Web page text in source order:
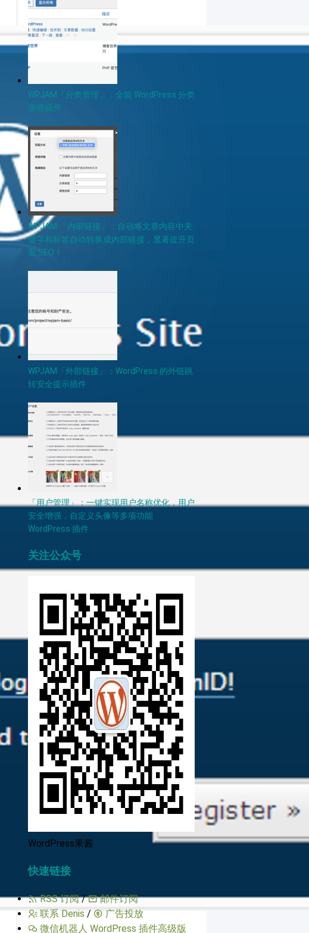
WPJAM「分类管理」：全能 WordPress 分类
管理插件
WPJAM 「内部链接」：自动将文章内容中关
键字和标签自动转换成内部链接，显著提升页
面 SEO！
WPJAM「外部链接」：WordPress 的外链跳
转安全提示插件
「用户管理」：一键实现用户名称优化，用户
安全增强，自定义头像等多项功能
WordPress 插件
关注公众号
WordPress果酱
快速链接
RSS 订阅/
邮件订阅
联系 Denis /
广告投放
微信机器人 WordPress 插件高级版